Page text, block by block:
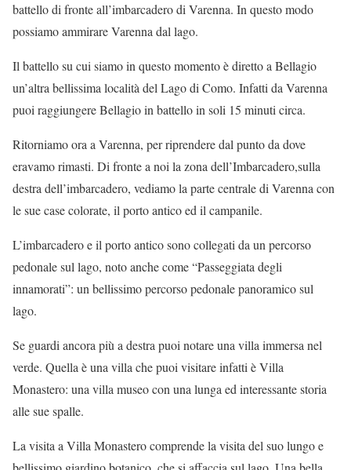
battello di fronte all’imbarcadero di Varenna. In questo modo
possiamo ammirare Varenna dal lago.
Il battello su cui siamo in questo momento è diretto a Bellagio
un’altra bellissima località del Lago di Como. Infatti da Varenna
puoi raggiungere Bellagio in battello in soli 15 minuti circa.
Ritorniamo ora a Varenna, per riprendere dal punto da dove
eravamo rimasti. Di fronte a noi la zona dell’Imbarcadero,sulla
destra dell’imbarcadero, vediamo la parte centrale di Varenna con
le sue case colorate, il porto antico ed il campanile.
L’imbarcadero e il porto antico sono collegati da un percorso
pedonale sul lago, noto anche come “Passeggiata degli
innamorati”: un bellissimo percorso pedonale panoramico sul
lago.
Se guardi ancora più a destra puoi notare una villa immersa nel
verde. Quella è una villa che puoi visitare infatti è Villa
Monastero: una villa museo con una lunga ed interessante storia
alle sue spalle.
La visita a Villa Monastero comprende la visita del suo lungo e